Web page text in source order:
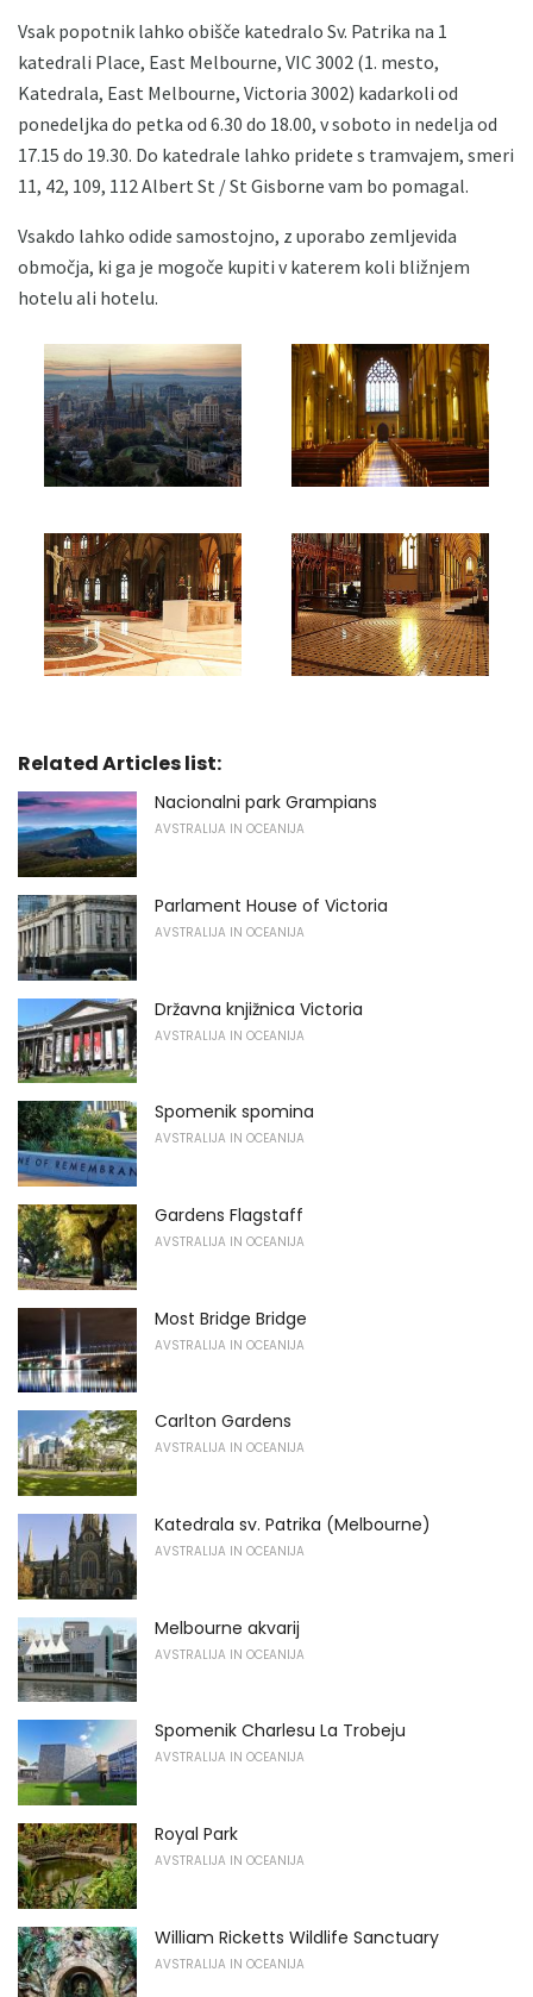
Vsak popotnik lahko obišče katedralo Sv. Patrika na 1
katedrali Place, East Melbourne, VIC 3002 (1. mesto,
Katedrala, East Melbourne, Victoria 3002) kadarkoli od
ponedeljka do petka od 6.30 do 18.00, v soboto in nedelja od
17.15 do 19.30. Do katedrale lahko pridete s tramvajem, smeri
11, 42, 109, 112 Albert St / St Gisborne vam bo pomagal.
Vsakdo lahko odide samostojno, z uporabo zemljevida
območja, ki ga je mogoče kupiti v katerem koli bližnjem
hotelu ali hotelu.
Related Articles list:
Nacionalni park Grampians
AVSTRALIJA IN OCEANIJA
Parlament House of Victoria
AVSTRALIJA IN OCEANIJA
Državna knjižnica Victoria
AVSTRALIJA IN OCEANIJA
Spomenik spomina
AVSTRALIJA IN OCEANIJA
Gardens Flagstaff
AVSTRALIJA IN OCEANIJA
Most Bridge Bridge
AVSTRALIJA IN OCEANIJA
Carlton Gardens
AVSTRALIJA IN OCEANIJA
Katedrala sv. Patrika (Melbourne)
AVSTRALIJA IN OCEANIJA
Melbourne akvarij
AVSTRALIJA IN OCEANIJA
Spomenik Charlesu La Trobeju
AVSTRALIJA IN OCEANIJA
Royal Park
AVSTRALIJA IN OCEANIJA
William Ricketts Wildlife Sanctuary
AVSTRALIJA IN OCEANIJA